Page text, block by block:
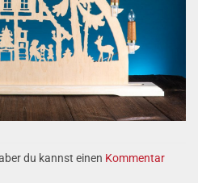
du kannst einen Kommentar